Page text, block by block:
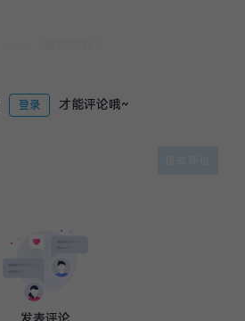
登录 才能评论哦~